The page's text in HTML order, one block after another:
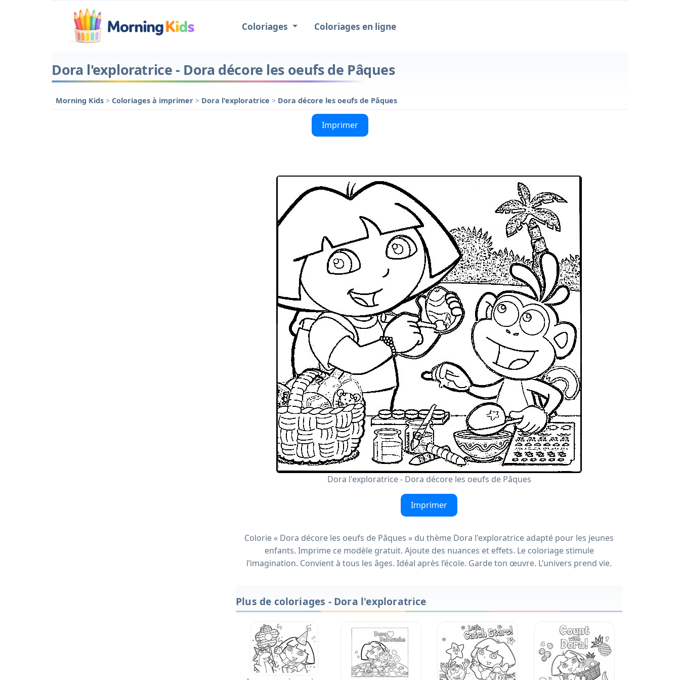
Coloriages Coloriages en ligne
Dora l'exploratrice - Dora décore les oeufs de Pâques
Morning Kids > Coloriages à imprimer > Dora l'exploratrice > Dora décore les oeufs de Pâques
Imprimer
Dora l'exploratrice - Dora décore les oeufs de Pâques
Imprimer
Colorie « Dora décore les oeufs de Pâques » du thème Dora l'exploratrice adapté pour les jeunes
enfants. Imprime ce modèle gratuit. Ajoute des nuances et effets. Le coloriage stimule
l’imagination. Convient à tous les âges. Idéal après l’école. Garde ton œuvre. L’univers prend vie.
Plus de coloriages - Dora l'exploratrice